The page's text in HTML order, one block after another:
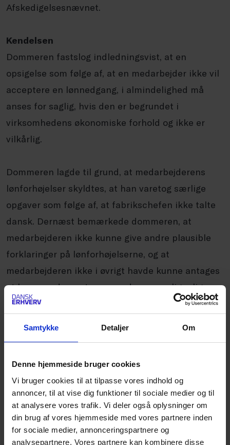
Samtykke Detaljer Om
Denne hjemmeside bruger cookies
Vi bruger cookies til at tilpasse vores indhold og
annoncer, til at vise dig funktioner til sociale medier og til
at analysere vores trafik. Vi deler også oplysninger om
din brug af vores hjemmeside med vores partnere inden
for sociale medier, annonceringspartnere og
analysepartnere. Vores partnere kan kombinere disse
Afskedigelsesnævnet.
Kendelsen
Dommeren fastslog indledningsvist, at en
opsigelse som følge af, at en medarbejder ikke vil
acceptere en lønnedgang, i almindelighed må
anses for saglig, hvis den er begrundet i
virksomhedens økonomiske forhold og ikke er
vilkårlig.
Dommeren lagde til grund, at medarbejderens
lønforhøjelser skyldtes, at han varetog særlige
opgaver som følge af, at fabrikschefen ikke talte
dansk. Dernæst bemærkede dommeren, at
medarbejderen ikke kunne give andre plausible
forklaringer på lønforhøjelserne, og at
medarbejderen ikke i øvrigt havde kunne antages
at have produceret mere end sammenlignelige
medarbejdere på fabrikken.
Herefter fastslog dommeren, at virksomheden var
omkostningsniveau i forbindelse med den nye
fabrikschefs tiltræden i maj 2023, uanset at
virksomheden ikke var økonomisk presset.
På den baggrund fandt dommeren, at